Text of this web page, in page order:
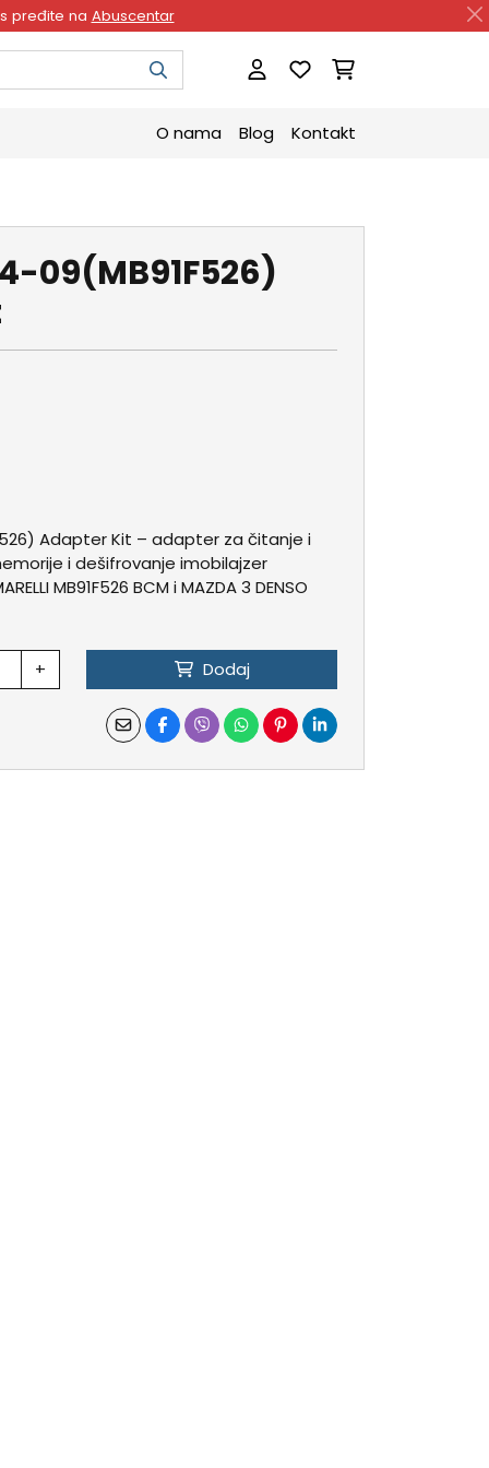
pređite na Abuscentar
O nama Blog Kontakt
09(MB91F526)
Adapter Kit – adapter za čitanje i
i dešifrovanje imobilajzer
MB91F526 BCM i MAZDA 3 DENSO
+ Dodaj